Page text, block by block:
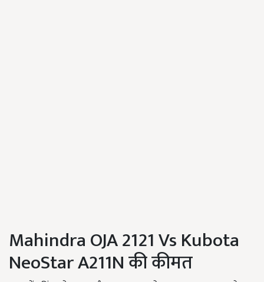
Mahindra OJA 2121 Vs Kubota
NeoStar A211N की कीमत